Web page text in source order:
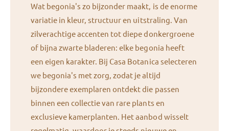
Wat begonia's zo bijzonder maakt, is de enorme
variatie in kleur, structuur en uitstraling. Van
zilverachtige accenten tot diepe donkergroene
of bijna zwarte bladeren: elke begonia heeft
een eigen karakter. Bij Casa Botanica selecteren
we begonia's met zorg, zodat je altijd
bijzondere exemplaren ontdekt die passen
binnen een collectie van rare plants en
exclusieve kamerplanten. Het aanbod wisselt